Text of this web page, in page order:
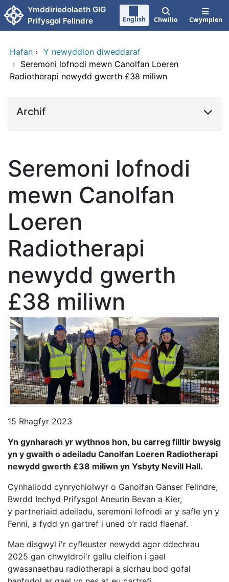
Neidio i'r prif gynnwy
Ymddiriedolaeth GIG
Prifysgol Felindre
English Chwilio Cwymplen
Hafan › Y newyddion diweddaraf
› Seremoni lofnodi mewn Canolfan Loeren
Radiotherapi newydd gwerth £38 miliwn
Archif
Seremoni lofnodi
mewn Canolfan
Loeren
Radiotherapi
newydd gwerth
£38 miliwn
15 Rhagfyr 2023
Yn gynharach yr wythnos hon, bu carreg filltir bwysig
yn y gwaith o adeiladu Canolfan Loeren Radiotherapi
newydd gwerth £38 miliwn yn Ysbyty Nevill Hall.
Cynhaliodd cynrychiolwyr o Ganolfan Ganser Felindre,
Bwrdd Iechyd Prifysgol Aneurin Bevan a Kier,
y partneriaid adeiladu, seremoni lofnodi ar y safle yn y
Fenni, a fydd yn gartref i uned o’r radd flaenaf.
Mae disgwyl i'r cyfleuster newydd agor ddechrau
2025 gan chwyldroi'r gallu cleifion i gael
gwasanaethau radiotherapi a sicrhau bod gofal